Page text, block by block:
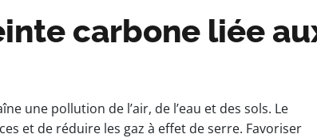
carbone liée
une pollution de l’air, de l’eau et des sols. Le
et de réduire les gaz à effet de serre. Favoriser